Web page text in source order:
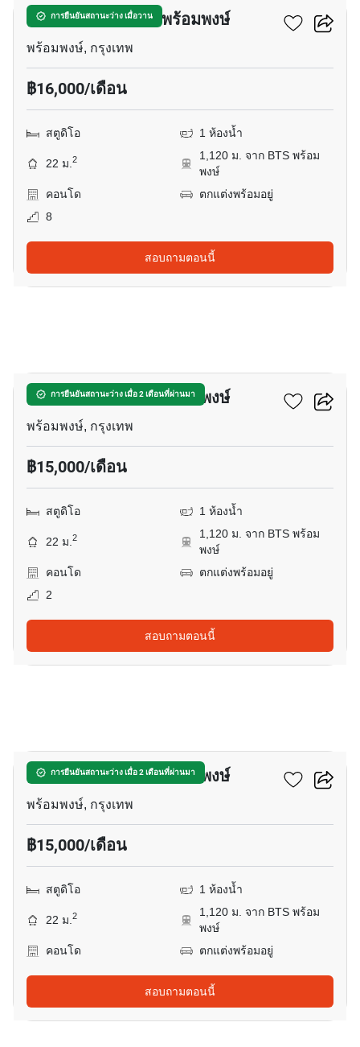
การยืนยันสถานะว่าง เมื่อวาน
ควินทารา มาย'เซน พร้อมพงษ์
พร้อมพงษ์, กรุงเทพ
฿16,000/เดือน
สตูดิโอ 1 ห้องน้ำ
22 ม.2
1,120 ม. จาก BTS พร้อม
พงษ์
คอนโด
ตกแต่งพร้อมอยู่
8
สอบถามตอนนี้
การยืนยันสถานะว่าง เมื่อ 2 เดือนที่ผ่านมา
ควินทารา มาย'เซน พร้อมพงษ์
พร้อมพงษ์, กรุงเทพ
฿15,000/เดือน
สตูดิโอ 1 ห้องน้ำ
22 ม.2
1,120 ม. จาก BTS พร้อม
พงษ์
คอนโด
ตกแต่งพร้อมอยู่
2
สอบถามตอนนี้
การยืนยันสถานะว่าง เมื่อ 2 เดือนที่ผ่านมา
ควินทารา มาย'เซน พร้อมพงษ์
พร้อมพงษ์, กรุงเทพ
฿15,000/เดือน
สตูดิโอ 1 ห้องน้ำ
22 ม.2
1,120 ม. จาก BTS พร้อม
พงษ์
คอนโด
ตกแต่งพร้อมอยู่
สอบถามตอนนี้